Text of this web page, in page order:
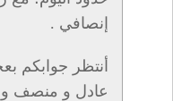
إنصافي .
أنتظر جوابكم
عادل و منصف